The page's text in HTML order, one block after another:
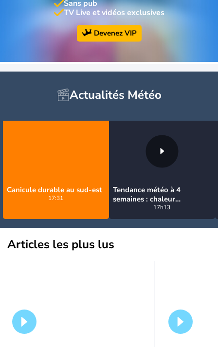
Sans pub
TV Live et vidéos exclusives
Devenez VIP
Actualités Météo
Canicule durable au sud-est
17:31
Tendance météo à 4
semaines : chaleur
prédominante jusqu'en
septembre
17h13
Articles les plus lus